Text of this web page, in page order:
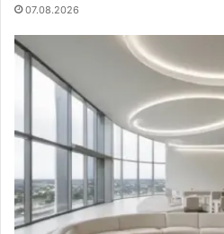
07.08.2026